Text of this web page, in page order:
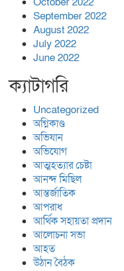
September 2022
August 2022
July 2022
June 2022
ক্যাটাগরি
Uncategorized
অগ্নিকাণ্ড
অভিযান
অভিযোগ
আত্মহত্যার চেষ্টা
আনন্দ মিছিল
আন্তর্জাতিক
আপরাধ
আর্থিক সহায়তা প্রদান
আলোচনা সভা
আহত
উঠান বৈঠক